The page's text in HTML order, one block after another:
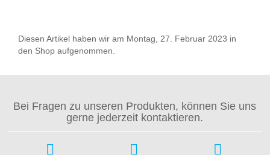
Diesen Artikel haben wir am Montag, 27. Februar 2023 in
den Shop aufgenommen.
Bei Fragen zu unseren Produkten, können Sie uns
gerne jederzeit kontaktieren.